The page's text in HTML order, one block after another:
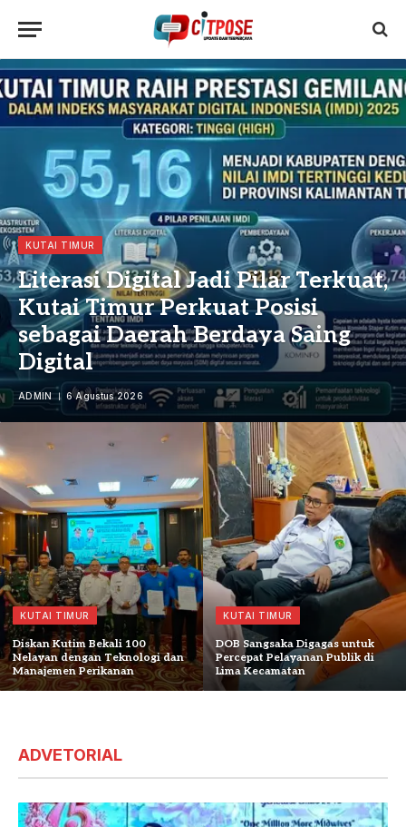
KUTAI TIMUR
Literasi Digital Jadi Pilar Terkuat,
Kutai Timur Perkuat Posisi
sebagai Daerah Berdaya Saing
Digital
ADMIN 6 Agustus 2026
KUTAI TIMUR
Diskan Kutim Bekali 100
Nelayan dengan Teknologi dan
Manajemen Perikanan
KUTAI TIMUR
DOB Sangsaka Digagas untuk
Percepat Pelayanan Publik di
Lima Kecamatan
ADVETORIAL